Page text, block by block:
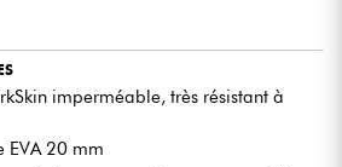
imperméable, très résistant à
EVA 20 mm